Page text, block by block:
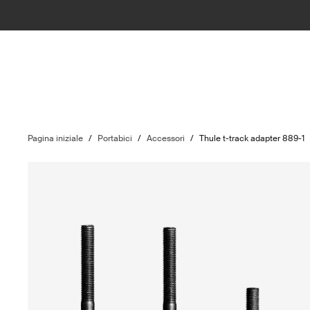
Pagina iniziale / Portabici / Accessori / Thule t-track adapter 889-1